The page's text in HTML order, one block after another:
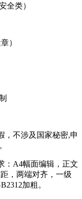
全类）
）
，不涉及国家秘密,申
：A4幅面编辑，正文
，两端对齐，一级
加粗。